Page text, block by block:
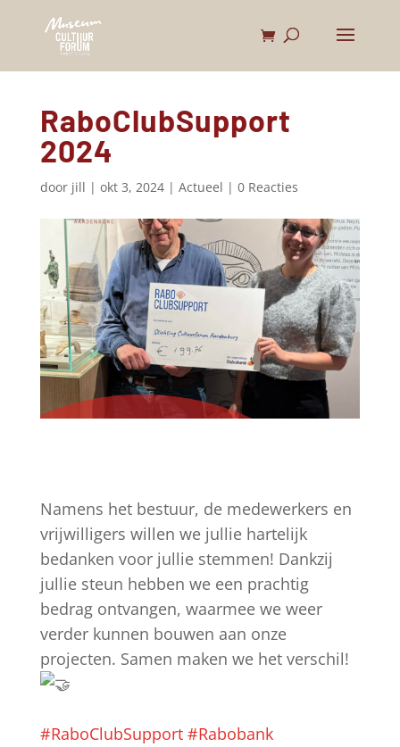
RaboClubSupport
2024
door jill | okt 3, 2024| Actueel | 0 Reacties
Namens het bestuur, de medewerkers en
vrijwilligers willen we jullie hartelijk
bedanken voor jullie stemmen! Dankzij
jullie steun hebben we een prachtig
bedrag ontvangen, waarmee we weer
verder kunnen bouwen aan onze
projecten. Samen maken we het verschil!
#RaboClubSupport #Rabobank